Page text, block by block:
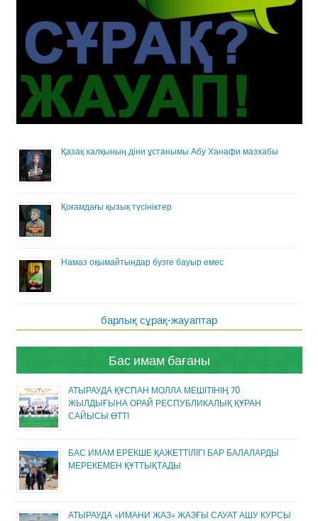
Қазақ халқының діни ұстанымы Абу Ханафи мазхабы
Қоғамдағы қызық түсініктер
Намаз оқымайтындар бузге бауыр емес
барлық сұрақ-жауаптар
Бас имам бағаны
АТЫРАУДА ҚҰСПАН МОЛЛА МЕШІТІНІҢ 70
ЖЫЛДЫҒЫНА ОРАЙ РЕСПУБЛИКАЛЫҚ ҚҰРАН
САЙЫСЫ ӨТТІ
БАС ИМАМ ЕРЕКШЕ ҚАЖЕТТІЛІГІ БАР БАЛАЛАРДЫ
МЕРЕКЕМЕН ҚҰТТЫҚТАДЫ
АТЫРАУДА «ИМАНИ ЖАЗ» ЖАЗҒЫ САУАТ АШУ КУРСЫ